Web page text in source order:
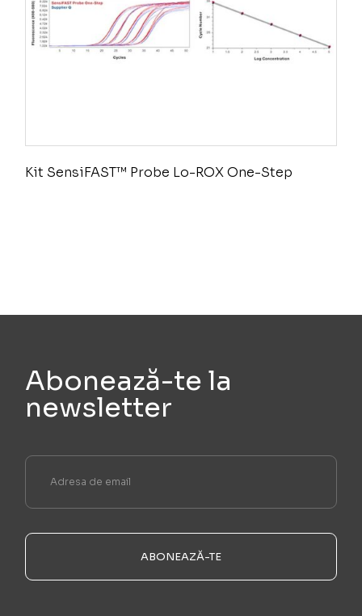
Kit SensiFAST™ Probe Lo-ROX One-Step
Abonează-te la
newsletter
ABONEAZĂ-TE